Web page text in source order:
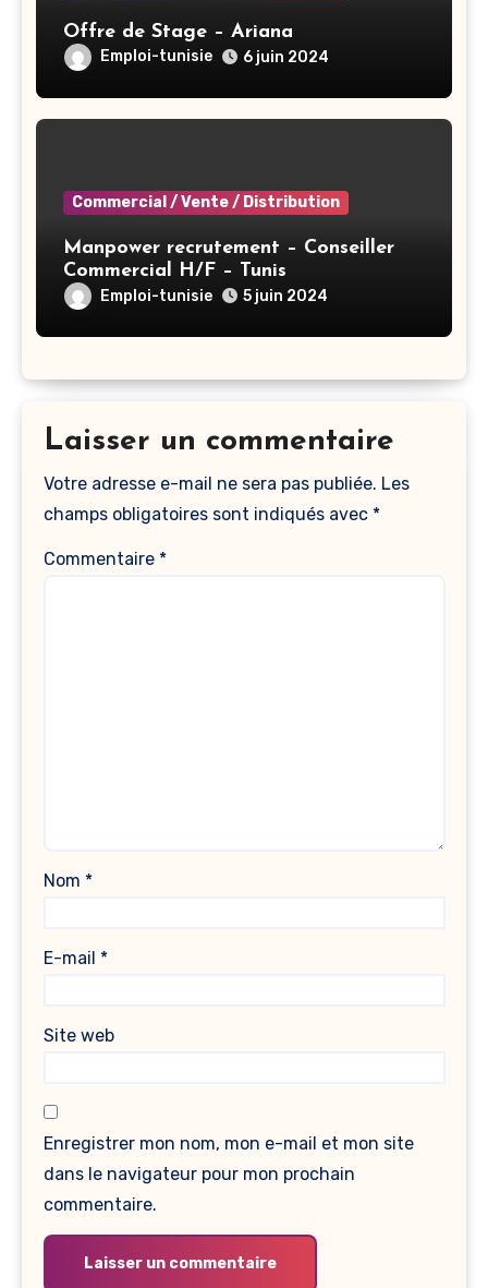
Offre de Stage – Ariana
Emploi-tunisie 6 juin 2024
Commercial / Vente / Distribution
Manpower recrutement – Conseiller
Commercial H/F – Tunis
Emploi-tunisie 5 juin 2024
Laisser un commentaire
Votre adresse e-mail ne sera pas publiée. Les
champs obligatoires sont indiqués avec *
Commentaire *
Nom *
E-mail *
Site web
Enregistrer mon nom, mon e-mail et mon site
dans le navigateur pour mon prochain
commentaire.